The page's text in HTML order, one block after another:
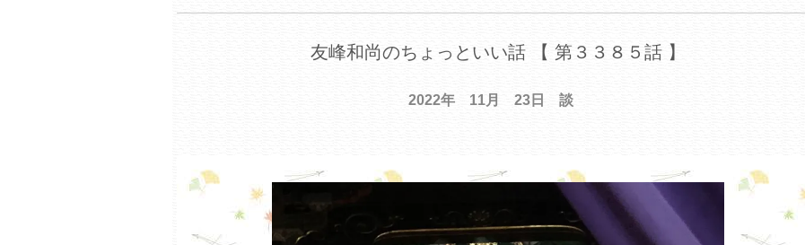
友峰和尚のちょっといい話 【 第３３８５話 】
2022年 11月 23日 談